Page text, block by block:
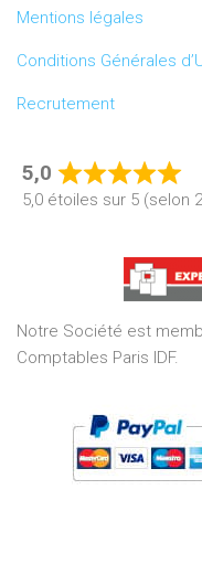
Mentions légales
Conditions Générales
Recrutement
5,0
Rated
5,0
of
5
5,0 étoiles sur 5 (selon
Notre Société est
Comptables Paris IDF.